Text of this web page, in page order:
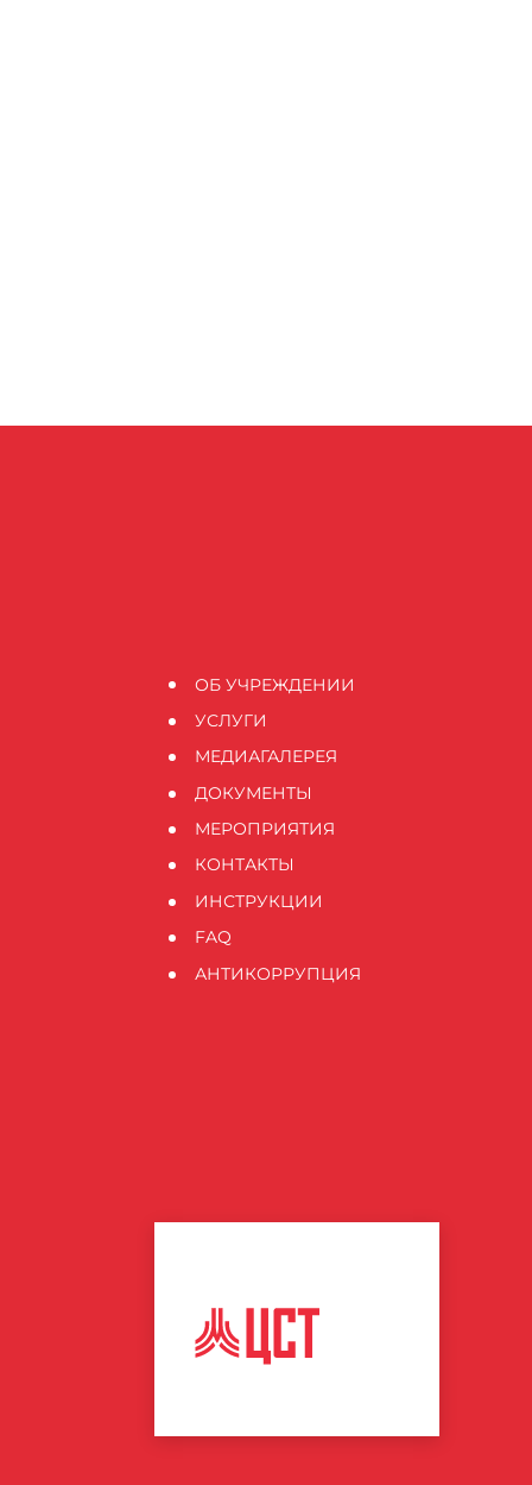
ОБ УЧРЕЖДЕНИИ
УСЛУГИ
МЕДИАГАЛЕРЕЯ
ДОКУМЕНТЫ
МЕРОПРИЯТИЯ
КОНТАКТЫ
ИНСТРУКЦИИ
FAQ
АНТИКОРРУПЦИЯ
ЦЕНТР